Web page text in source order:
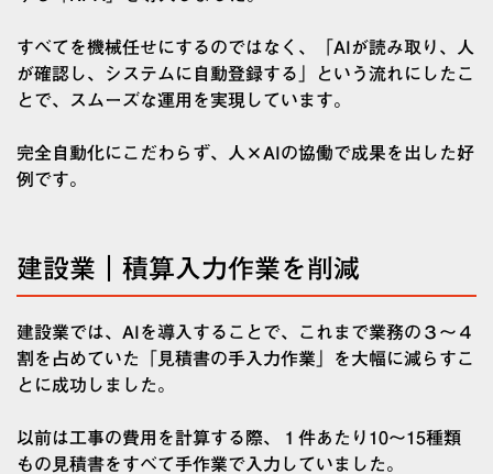
すべてを機械任せにするのではなく、「AIが読み取り、人
が確認し、システムに自動登録する」という流れにしたこ
とで、スムーズな運用を実現しています。
完全自動化にこだわらず、人×AIの協働で成果を出した好
例です。
建設業｜積算入力作業を削減
建設業では、AIを導入することで、これまで業務の３〜４
割を占めていた「見積書の手入力作業」を大幅に減らすこ
とに成功しました。
以前は工事の費用を計算する際、１件あたり10〜15種類
もの見積書をすべて手作業で入力していました。